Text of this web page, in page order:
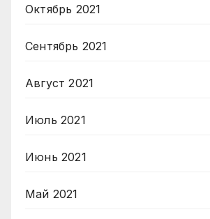
Октябрь 2021
Сентябрь 2021
Август 2021
Июль 2021
Июнь 2021
Май 2021